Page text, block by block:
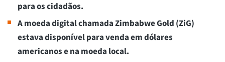
para os cidadãos.
A moeda digital chamada Zimbabwe Gold (ZiG)
estava disponível para venda em dólares
americanos e na moeda local.